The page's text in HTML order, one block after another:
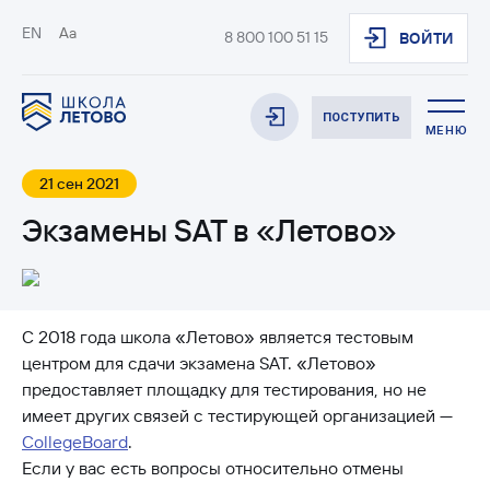
EN Aa 8 800 100 51 15 ВОЙТИ
ПОСТУПИТЬ
МЕНЮ
21 сен 2021
Экзамены SAT в «Летово»
С 2018 года школа «Летово» является тестовым
центром для сдачи экзамена SAT. «Летово»
предоставляет площадку для тестирования, но не
имеет других связей с тестирующей организацией —
CollegeBoard.
Если у вас есть вопросы относительно отмены